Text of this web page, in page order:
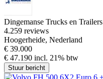
Dingemanse Trucks en Trailers
4.259 reviews
Hoogerheide, Nederland
€ 39.000
€ 47.190 incl. 21% btw
Stuur bericht